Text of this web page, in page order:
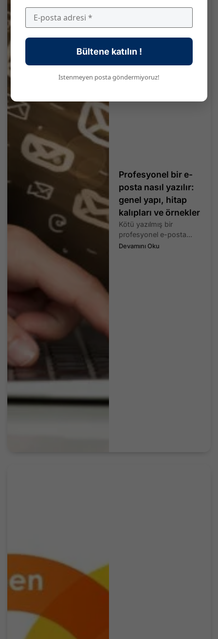
Profesyonel bir e-
posta nasıl yazılır:
genel yapı, hitap
kalıpları ve örnekler
Kötü yazılmış bir
profesyonel e-posta...
Devamını Oku
Bültene katılın !
İstenmeyen posta göndermiyoruz!